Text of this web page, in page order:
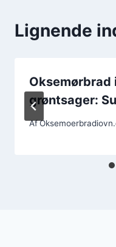
Lignende
Oksemørbrad
grøntsager:
Af